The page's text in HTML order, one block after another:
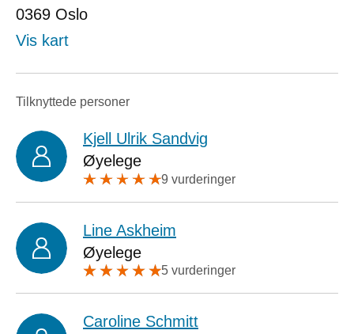
0369 Oslo
Vis kart
Tilknyttede personer
Kjell Ulrik Sandvig
Øyelege
9 vurderinger
Line Askheim
Øyelege
5 vurderinger
Caroline Schmitt